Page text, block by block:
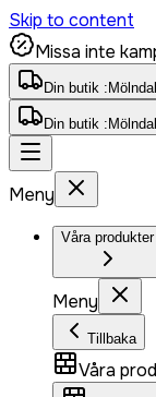
Skip to content
Missa inte
Din butik :
Din butik :
Meny
Våra produkter
Meny
Tillbaka
Våra